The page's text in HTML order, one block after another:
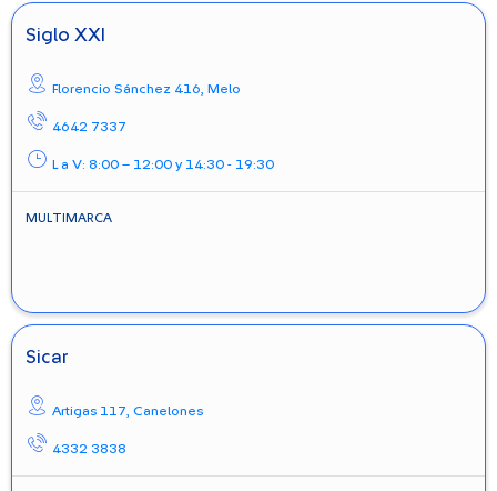
Siglo XXI
Florencio Sánchez 416, Melo
4642 7337
L a V: 8:00 – 12:00 y 14:30 - 19:30
MULTIMARCA
Sicar
Artigas 117, Canelones
4332 3838